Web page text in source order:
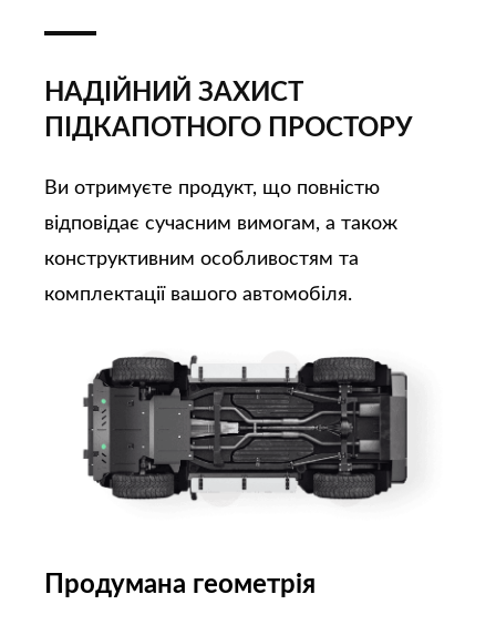
НАДІЙНИЙ ЗАХИСТ
ПІДКАПОТНОГО ПРОСТОРУ
Ви отримуєте продукт, що повністю
відповідає сучасним вимогам, а також
конструктивним особливостям та
комплектації вашого автомобіля.
Продумана геометрія